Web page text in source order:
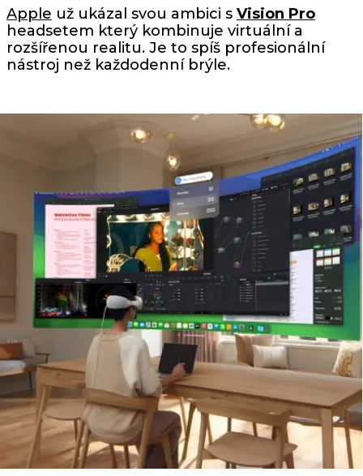
Apple už ukázal svou ambici s Vision Pro
headsetem který kombinuje virtuální a
rozšířenou realitu. Je to spíš profesionální
nástroj než každodenní brýle.